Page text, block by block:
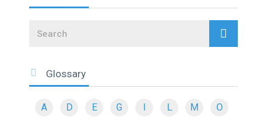
Search
Glossary
A D E G L M O